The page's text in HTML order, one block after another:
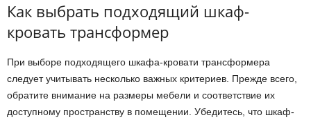
Как выбрать подходящий шкаф-
кровать трансформер
При выборе подходящего шкафа-кровати трансформера
следует учитывать несколько важных критериев. Прежде всего,
обратите внимание на размеры мебели и соответствие их
доступному пространству в помещении. Убедитесь, что шкаф-